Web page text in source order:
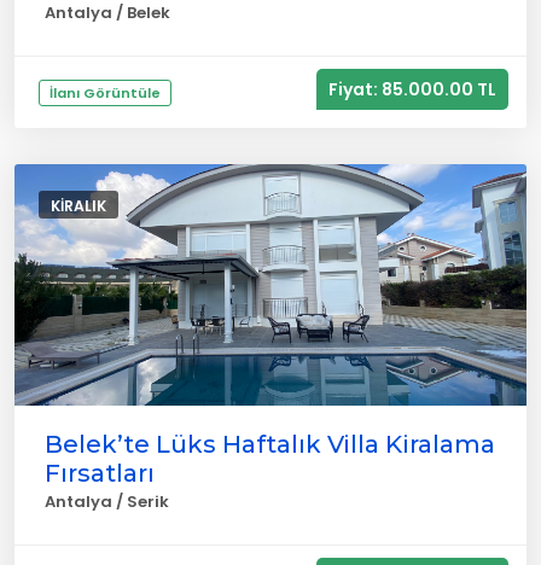
Antalya / Belek
İlanı Görüntüle Fiyat: 85.000.00 TL
KIRALIK
Belek’te Lüks Haftalık Villa Kiralama
Fırsatları
Antalya / Serik